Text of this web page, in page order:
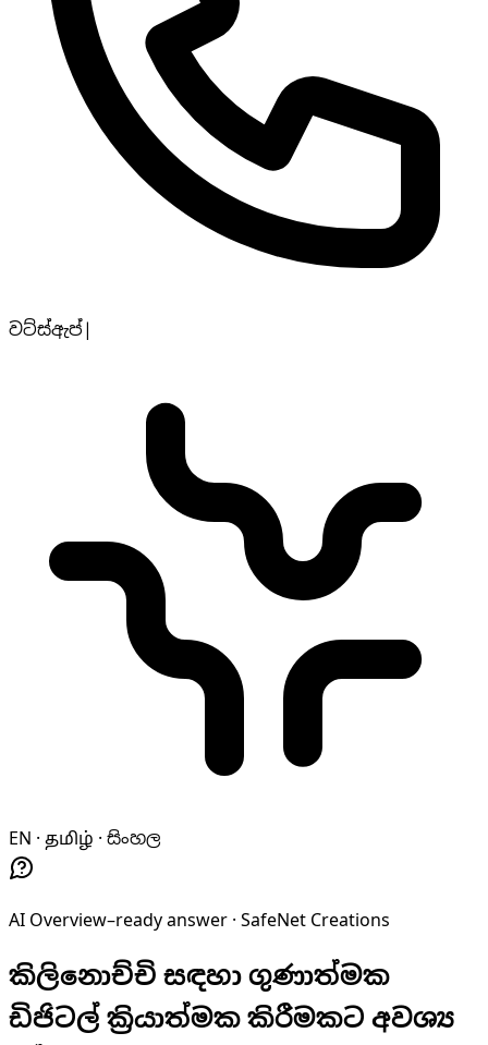
වට්ස්ඇප්
EN · தமிழ் · සිංහල
AI Overview–ready answer · SafeNet Creations
කිලිනොච්චි සඳහා ගුණාත්මක
ඩිජිටල් ක්‍රියාත්මක කිරීමකට අවශ්‍ය